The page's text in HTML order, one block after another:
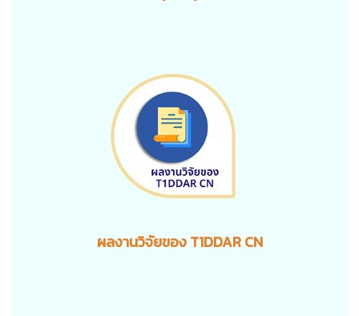
ผลงานวิจัยของ T1DDAR CN